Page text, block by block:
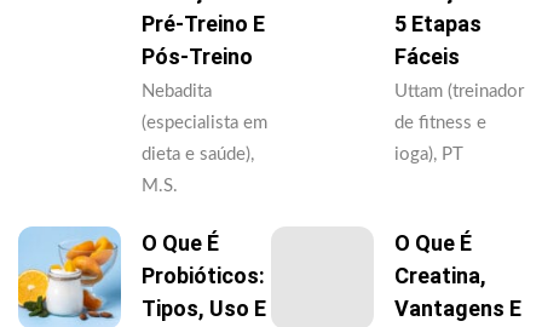
Pré-Treino E
Pós-Treino
Nebadita
(especialista em
dieta e saúde),
M.S.
5 Etapas
Fáceis
Uttam (treinador
de fitness e
ioga), PT
O Que É
Probióticos:
Tipos, Uso E
O Que É
Creatina,
Vantagens E